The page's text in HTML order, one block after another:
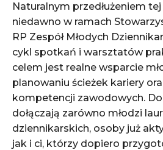
Naturalnym przedłużeniem
niedawno w ramach
RP Zespół Młodych
cykl spotkań i warsztatów
celem jest realne wsparcie
planowaniu ścieżek kariery
kompetencji zawodowych.
dołączają zarówno młodzi
dziennikarskich, osoby już
jak i ci, którzy dopiero